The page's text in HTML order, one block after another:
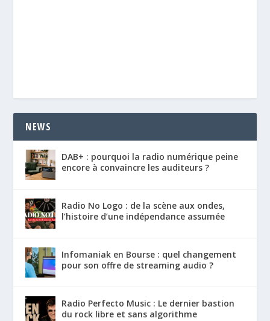
NEWS
DAB+ : pourquoi la radio numérique peine
encore à convaincre les auditeurs ?
Radio No Logo : de la scène aux ondes,
l’histoire d’une indépendance assumée
Infomaniak en Bourse : quel changement
pour son offre de streaming audio ?
Radio Perfecto Music : Le dernier bastion
du rock libre et sans algorithme